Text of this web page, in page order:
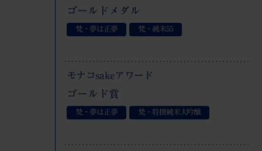
ゴールドメダル
梵・夢は正夢 梵・純米55
モナコsakeアワード
ゴールド賞
梵・夢は正夢 梵・特撰純米大吟醸